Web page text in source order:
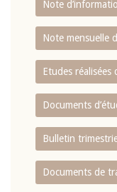
Note
Note mensuelle
Etudes réalisées
Documents
Bulletin
Documents de